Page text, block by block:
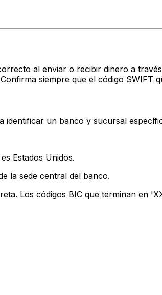
al enviar o recibir dinero a
siempre que el código SWIFT
identificar un banco y sucursal
Estados Unidos.
la sede central del banco.
Los códigos BIC que terminan en